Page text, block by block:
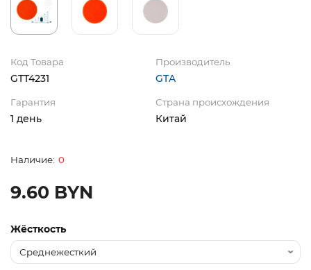
Код Товара
GTT4231
Производитель
GTA
Гарантия
1 день
Страна происхождения
Китай
0
9.60 BYN
Жёсткость